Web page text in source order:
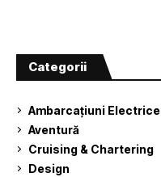
Categorii
Ambarcațiuni Electrice
Aventură
Cruising & Chartering
Design